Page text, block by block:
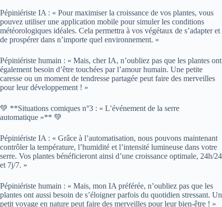
Pépiniériste IA : « Pour maximiser la croissance de vos plantes, vous
pouvez utiliser une application mobile pour simuler les conditions
météorologiques idéales. Cela permettra à vos végétaux de s’adapter et
de prospérer dans n’importe quel environnement. »
Pépiniériste humain : « Mais, cher IA, n’oubliez pas que les plantes ont
également besoin d’être touchées par l’amour humain. Une petite
caresse ou un moment de tendresse partagée peut faire des merveilles
pour leur développement ! »
💚 **Situations comiques n°3 : « L’événement de la serre
automatique »** 💚
Pépiniériste IA : « Grâce à l’automatisation, nous pouvons maintenant
contrôler la température, l’humidité et l’intensité lumineuse dans votre
serre. Vos plantes bénéficieront ainsi d’une croissance optimale, 24h/24
et 7j/7. »
Pépiniériste humain : « Mais, mon IA préférée, n’oubliez pas que les
plantes ont aussi besoin de s’éloigner parfois du quotidien stressant. Un
petit voyage en nature peut faire des merveilles pour leur bien-être ! »